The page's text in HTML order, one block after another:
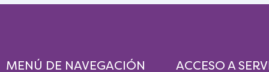
MENÚ DE NAVEGACIÓN ACCESO A